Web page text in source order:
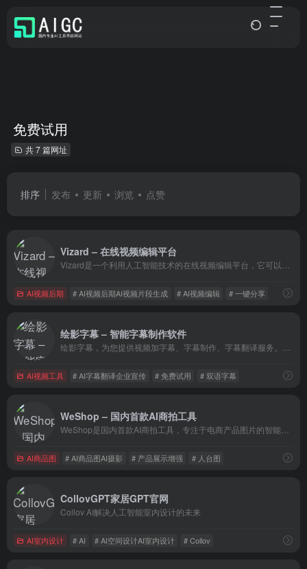
免费试用
共 7 篇网址
排序 发布 更新 浏览 点赞
Vizard – 在线视频编辑平台
AI视频后期 # AI视频后期AI视频片段生成 # AI视频编辑 # 一键分享
绘影字幕 – 智能字幕制作软件
AI视频工具 # AI字幕翻译企业宣传 # 免费试用 # 双语字幕
WeShop – 国内首款AI商拍工具
AI商品图 # AI商品图AI摄影 # 产品展示增强 # 人台图
CollovGPT家居GPT官网
Collov AI解决人工智能室内设计的未来
AI室内设计 # AI # AI空间设计AI室内设计 # Collov